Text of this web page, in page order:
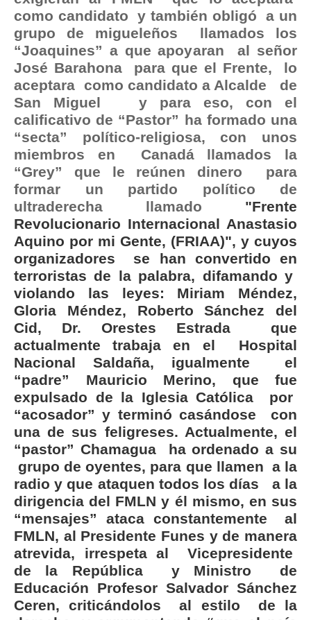
como candidato y también obligó a un
grupo de migueleños llamados los
“Joaquines” a que apoyaran al señor
José Barahona para que el Frente, lo
aceptara como candidato a Alcalde de
San Miguel y para eso, con el
calificativo de “Pastor” ha formado una
“secta” político-religiosa, con unos
miembros en Canadá llamados la
“Grey” que le reúnen dinero para
formar un partido político de
ultraderecha llamado
"Frente
Revolucionario Internacional Anastasio
Aquino por mi Gente, (FRIAA)", y cuyos
organizadores se han convertido en
terroristas de la palabra, difamando y
violando las leyes: Miriam Méndez,
Gloria Méndez, Roberto Sánchez del
Cid, Dr. Orestes Estrada que
actualmente trabaja en el Hospital
Nacional Saldaña, igualmente el
“padre” Mauricio Merino, que fue
expulsado de la Iglesia Católica por
“acosador” y terminó casándose con
una de sus feligreses. Actualmente, el
“pastor” Chamagua ha ordenado a su
grupo de oyentes, para que llamen a la
radio y que ataquen todos los días a la
dirigencia del FMLN y él mismo, en sus
“mensajes” ataca constantemente al
FMLN, al Presidente Funes y de manera
atrevida, irrespeta al Vicepresidente
de la República y Ministro de
Educación Profesor Salvador Sánchez
Ceren, criticándolos al estilo de la